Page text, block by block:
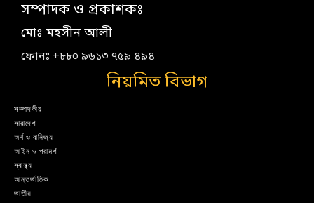
সম্পাদক ও প্রকাশকঃ
মোঃ মহসীন আলী
ফোনঃ +৮৮০ ৯৬১৩ ৭৫৯ ৪৯৪
নিয়মিত বিভাগ
সম্পাদকীয়
সারাদেশ
অর্থ ও বানিজ্য
আইন ও পরামর্শ
স্বাস্থ্য
আন্তর্জাতিক
জাতীয়